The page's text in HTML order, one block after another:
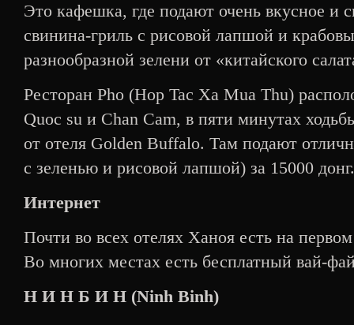
Это кафешка, где подают очень вкусное и
свинина-гриль с рисовой лапшой и
разнообразной зелени от «китайского
Ресторан Pho (Hop Tac Xa Mua Thu)
Quoc su и Chan Cam, в пяти минутах
от отеля Golden Buffalo. Там подают
с зеленью и рисовой лапшой) за 15000 донг.
Интернет
Почти во всех отелях Ханоя есть на
Во многих местах есть бесплатный вай-
Н И Н Б И Н (Ninh Binh)